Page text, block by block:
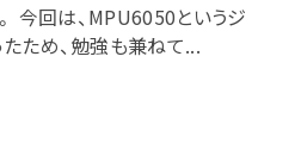
今回は、MPU6050というジ
ため、勉強も兼ねて...